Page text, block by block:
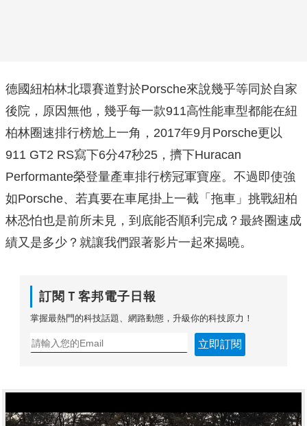
德國紐柏林北環賽道對於Porsche來說幾乎等同於自家
後院，原因無他，幾乎每一款911高性能車型都能在紐
柏林圈速排行榜尬上一角，2017年9月Porsche更以
911 GT2 RS寫下6分47秒25，擠下Huracan
Performante榮登量產車排行榜冠軍寶座。不過即使強
如Porsche、若真要在車尾掛上一截「拖車」挑戰紐柏
林恐怕也是前所未見，到底能否順利完成？最終圈速成
績又是多少？就讓我們跟著影片一起來揭曉。
訂閱Ｔ客邦電子日報
掌握最熱門的科技話題、網路動態，升級你的科技原力！
立即訂閱